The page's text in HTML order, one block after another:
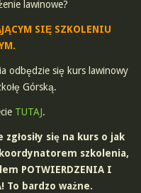
lawinowe?
SIĘ SZKOLENIU
odbędzie się kurs lawinowy
Górską.
TUTAJ.
się na kurs o jak
szkolenia,
POTWIERDZENIA I
To bardzo ważne.